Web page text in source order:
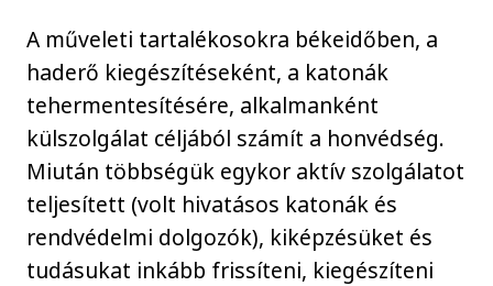
A műveleti tartalékosokra békeidőben, a
haderő kiegészítéseként, a katonák
tehermentesítésére, alkalmanként
külszolgálat céljából számít a honvédség.
Miután többségük egykor aktív szolgálatot
teljesített (volt hivatásos katonák és
rendvédelmi dolgozók), kiképzésüket és
tudásukat inkább frissíteni, kiegészíteni